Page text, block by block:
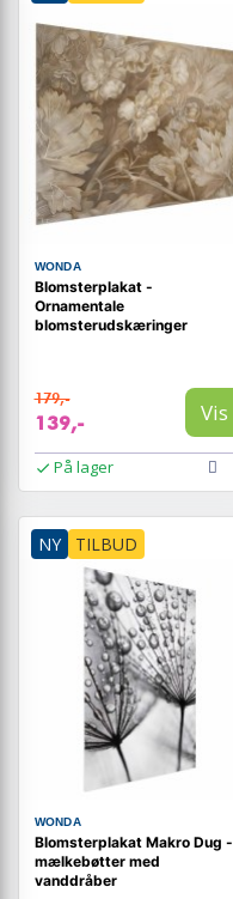
WONDA
Blomsterplakat -
Ornamentale
blomsterudskæringer
179,-
139,- Vis
På lager
NY TILBUD
WONDA
Blomsterplakat Makro Dug -
mælkebøtter med
vanddråber